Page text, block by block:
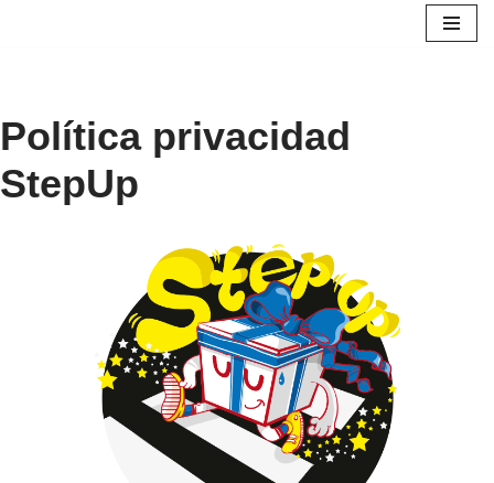
Política privacidad
StepUp